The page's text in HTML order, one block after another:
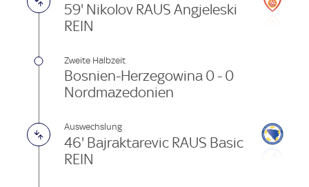
59' Nikolov RAUS Angjeleski
REIN
Zweite Halbzeit
Bosnien-Herzegowina 0 - 0
Nordmazedonien
Auswechslung
46' Bajraktarevic RAUS Basic
REIN